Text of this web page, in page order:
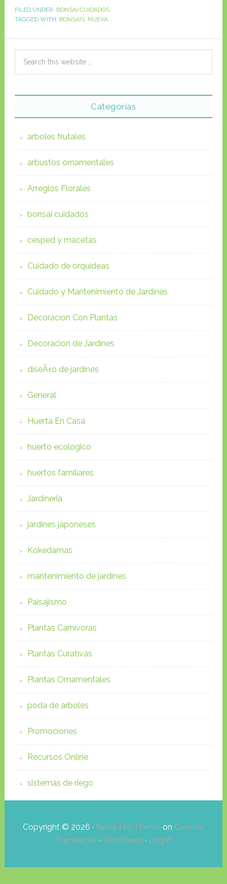
FILED UNDER: BONSAI CUIDADOS
TAGGED WITH: BONSAIS, NUEVA
Categorías
arboles frutales
arbustos ornamentales
Arreglos Florales
bonsai cuidados
cesped y macetas
Cuidado de orquideas
Cuidado y Mantenimiento de Jardines
Decoracion Con Plantas
Decoracion de Jardines
diseÃ±o de jardines
General
Huerta En Casa
huerto ecologico
huertos familiares
Jardineria
jardines japoneses
Kokedamas
mantenimiento de jardines
Paisajismo
Plantas Carnivoras
Plantas Curativas
Plantas Ornamentales
poda de arboles
Promociones
Recursos Online
sistemas de riego
Copyright © 2026 · News Pro Theme on Genesis
Framework ·WordPress · Log in